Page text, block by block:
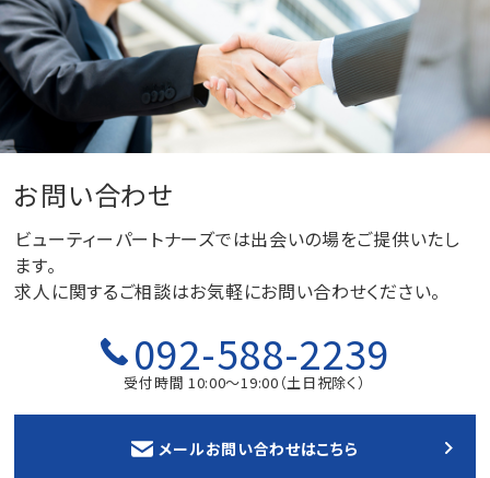
お問い合わせ
ビューティーパートナーズでは出会いの場をご提供いたし
ます。
求人に関するご相談はお気軽にお問い合わせください。
092-588-2239
受付時間 10:00～19:00（土日祝除く）
メールお問い合わせはこちら